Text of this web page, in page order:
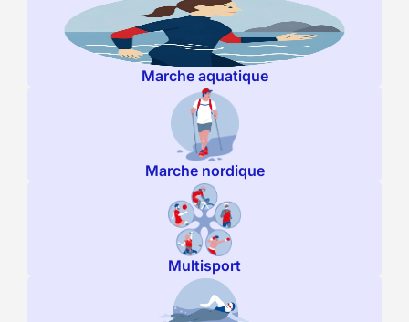
Marche aquatique
Marche nordique
Multisport